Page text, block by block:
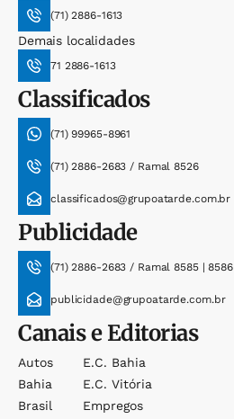
(71) 2886-1613
Demais localidades
71 2886-1613
Classificados
(71) 99965-8961
(71) 2886-2683 / Ramal 8526
classificados@grupoatarde.com.br
Publicidade
(71) 2886-2683 / Ramal 8585 | 8586
publicidade@grupoatarde.com.br
Canais e Editorias
Autos
Bahia
Brasil
E.c. Bahia
E.c. Vitória
Empregos